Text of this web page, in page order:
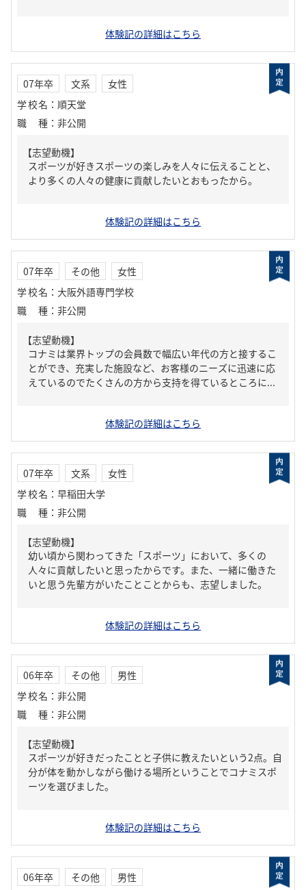
体験記の詳細はこちら
07年卒 文系
女性
学校名 ： 順天堂
職種 ： 非公開
【志望動機】
スポーツが好きスポーツの楽しみを人々に伝えることと、
より多くの人々の健康に貢献したいとおもったから。
体験記の詳細はこちら
07年卒 その他
女性
学校名 ： 大阪外語専門学校
職種 ： 非公開
【志望動機】
コナミは業界トップの会員数で幅広い年代の方と接するこ
とができ、充実した施設など、お客様のニーズに迅速に応
えているのでたくさんの方から支持を得ているところに...
体験記の詳細はこちら
07年卒 文系
女性
学校名 ： 早稲田大学
職種 ： 非公開
【志望動機】
幼い頃から関わってきた「スポーツ」において、多くの
人々に貢献したいと思ったからです。また、一緒に働きた
いと思う先輩方がいたことことからも、志望しました。
体験記の詳細はこちら
06年卒 その他
男性
学校名 ： 非公開
職種 ： 非公開
【志望動機】
スポーツが好きだったことと子供に教えたいという2点。自
分が体を動かしながら働ける場所ということでコナミスポ
ーツを選びました。
体験記の詳細はこちら
06年卒 その他
男性